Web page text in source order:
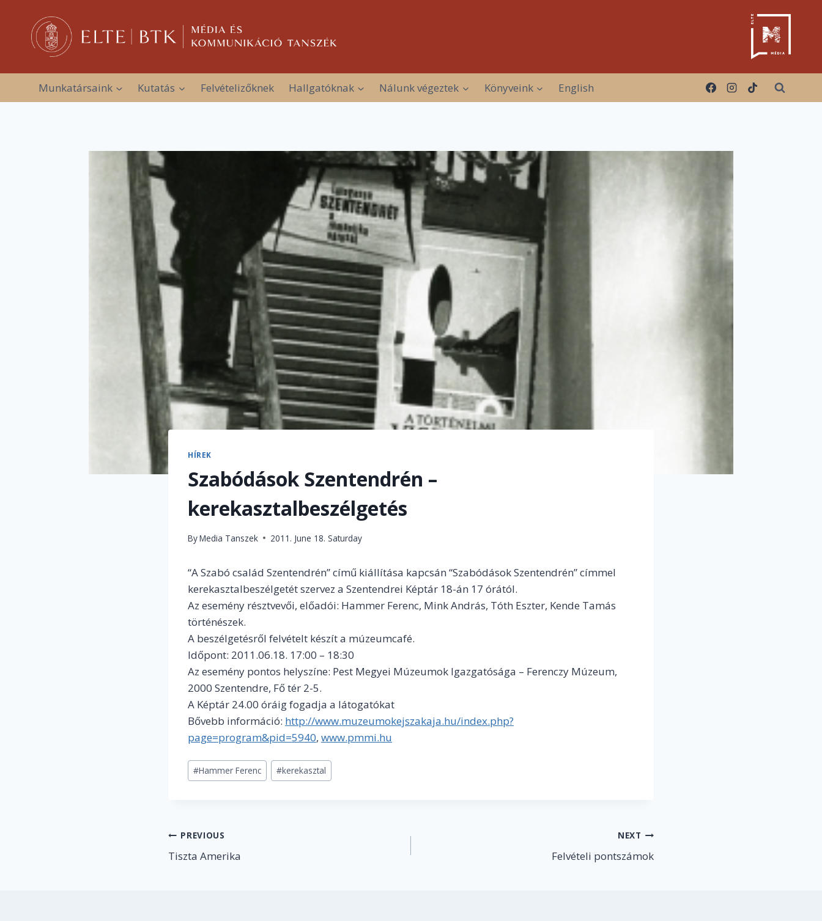
content
Munkatársaink Kutatás Felvételizőknek Hallgatóknak Nálunk végeztek Könyveink English
HÍREK
Szabódások Szentendrén –
kerekasztalbeszélgetés
ByMedia Tanszek 2011. June 18. Saturday
“A Szabó család Szentendrén” című kiállítása kapcsán “Szabódások Szentendrén” címmel
kerekasztalbeszélgetét szervez a Szentendrei Képtár 18-án 17 órától.
Az esemény résztvevői, előadói: Hammer Ferenc, Mink András, Tóth Eszter, Kende Tamás
történészek.
A beszélgetésről felvételt készít a múzeumcafé.
Időpont: 2011.06.18. 17:00 – 18:30
Az esemény pontos helyszíne: Pest Megyei Múzeumok Igazgatósága – Ferenczy Múzeum,
2000 Szentendre, Fő tér 2-5.
A Képtár 24.00 óráig fogadja a látogatókat
Bővebb információ: http://www.muzeumokejszakaja.hu/index.php?
page=program&pid=5940, www.pmmi.hu
Post
Tags:
#Hammer Ferenc #kerekasztal
Post
navigation
PREVIOUS
Tiszta Amerika
NEXT
Felvételi pontszámok